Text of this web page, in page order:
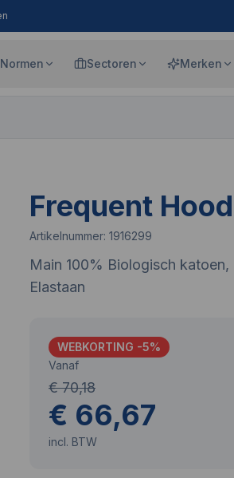
Normen Sectoren Merken
Frequent
Artikelnummer: 1916299
Main 100% Biologisch
Elastaan
WEBKORTING -5%
Vanaf
€ 70,18
€ 66,67
incl. BTW